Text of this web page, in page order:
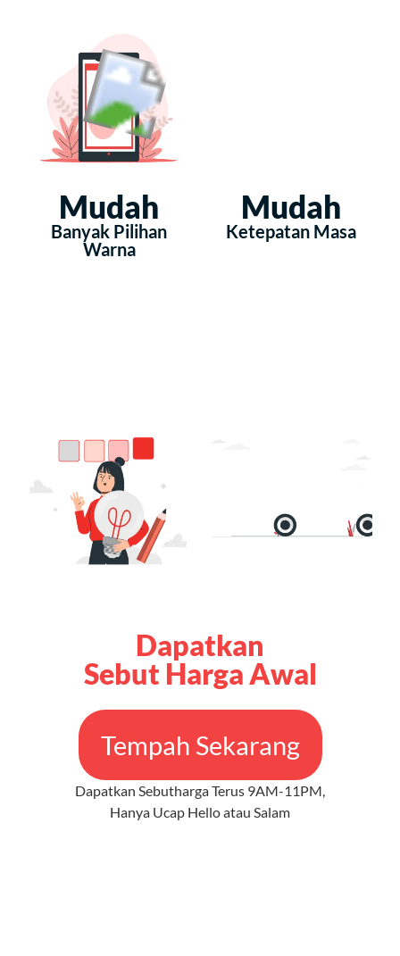
Mudah
Banyak Pilihan
Warna
Mudah
Ketepatan Masa
Dapatkan
Sebut Harga Awal
Tempah Sekarang
Dapatkan Sebutharga Terus 9AM-11PM,
Hanya Ucap Hello atau Salam